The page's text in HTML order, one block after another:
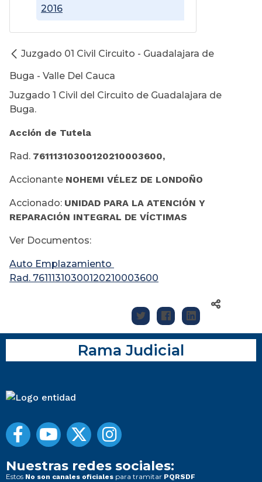
2016
Juzgado 01 Civil Circuito - Guadalajara de
Buga - Valle Del Cauca
Juzgado 1 Civil del Circuito de Guadalajara de
Buga.
Acción de Tutela
Rad. 76111310300120210003600,
Accionante NOHEMI VÉLEZ DE LONDOÑO
Accionado: UNIDAD PARA LA ATENCIÓN Y
REPARACIÓN INTEGRAL DE VÍCTIMAS
Ver Documentos:
Auto Emplazamiento
Rad. 76111310300120210003600
Rama Judicial
Nuestras redes sociales:
Estos No son canales oficiales para tramitar PQRSDF